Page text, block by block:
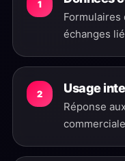
1
Formulaires
échanges
2 Usage
Réponse